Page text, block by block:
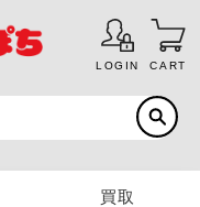
LOGIN CART
買取